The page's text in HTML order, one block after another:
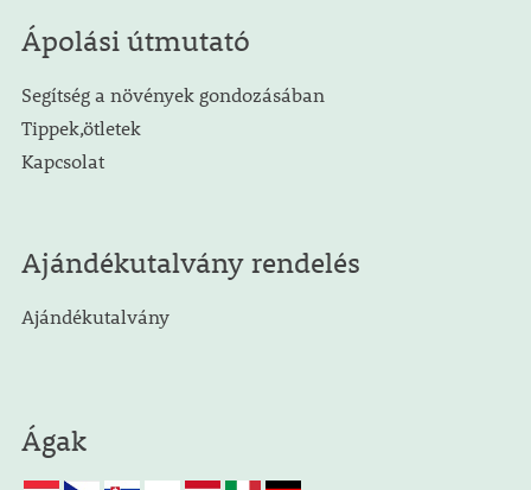
Ápolási útmutató
Segítség a növények gondozásában
Tippek,ötletek
Kapcsolat
Ajándékutalvány rendelés
Ajándékutalvány
Ágak